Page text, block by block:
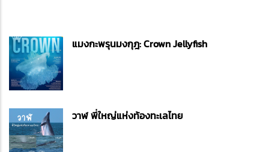
แมงกะพรุนมงกุฎ: Crown Jellyfish
วาฬ พี่ใหญ่แห่งท้องทะเลไทย